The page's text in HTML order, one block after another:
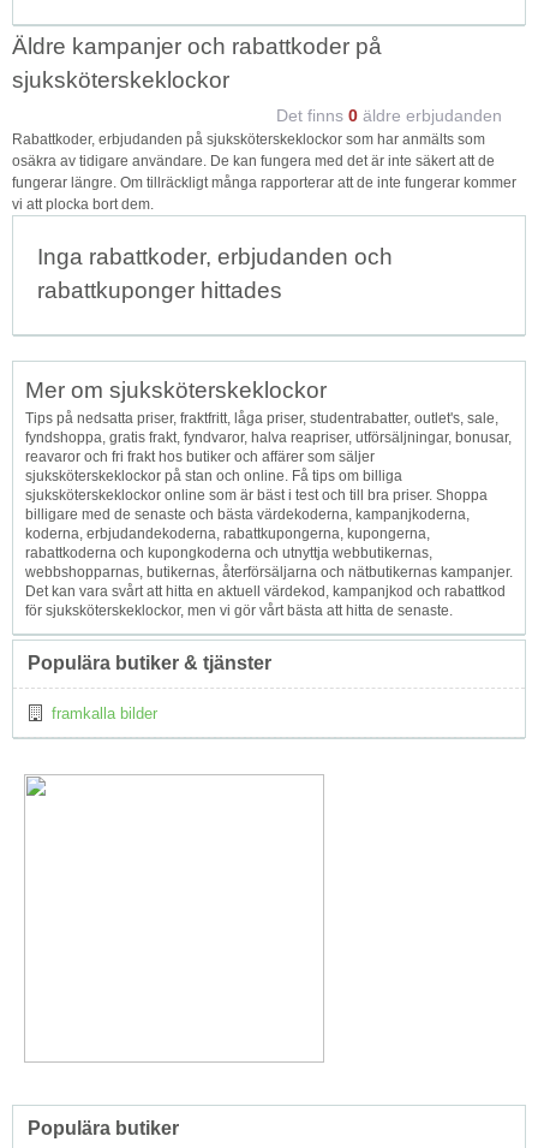
Äldre kampanjer och rabattkoder på
sjuksköterskeklockor
Det finns 0 äldre erbjudanden
Rabattkoder, erbjudanden på sjuksköterskeklockor som har anmälts som
osäkra av tidigare användare. De kan fungera med det är inte säkert att de
fungerar längre. Om tillräckligt många rapporterar att de inte fungerar kommer
vi att plocka bort dem.
Inga rabattkoder, erbjudanden och
rabattkuponger hittades
Mer om sjuksköterskeklockor
Tips på nedsatta priser, fraktfritt, låga priser, studentrabatter, outlet's, sale,
fyndshoppa, gratis frakt, fyndvaror, halva reapriser, utförsäljningar, bonusar,
reavaror och fri frakt hos butiker och affärer som säljer
sjuksköterskeklockor på stan och online. Få tips om billiga
sjuksköterskeklockor online som är bäst i test och till bra priser. Shoppa
billigare med de senaste och bästa värdekoderna, kampanjkoderna,
koderna, erbjudandekoderna, rabattkupongerna, kupongerna,
rabattkoderna och kupongkoderna och utnyttja webbutikernas,
webbshopparnas, butikernas, återförsäljarna och nätbutikernas kampanjer.
Det kan vara svårt att hitta en aktuell värdekod, kampanjkod och rabattkod
för sjuksköterskeklockor, men vi gör vårt bästa att hitta de senaste.
Populära butiker & tjänster
framkalla bilder
Populära butiker